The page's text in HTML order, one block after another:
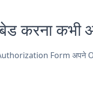
कभी
Form अपने